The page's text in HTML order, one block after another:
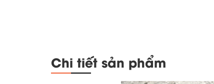
Chi tiết sản phẩm